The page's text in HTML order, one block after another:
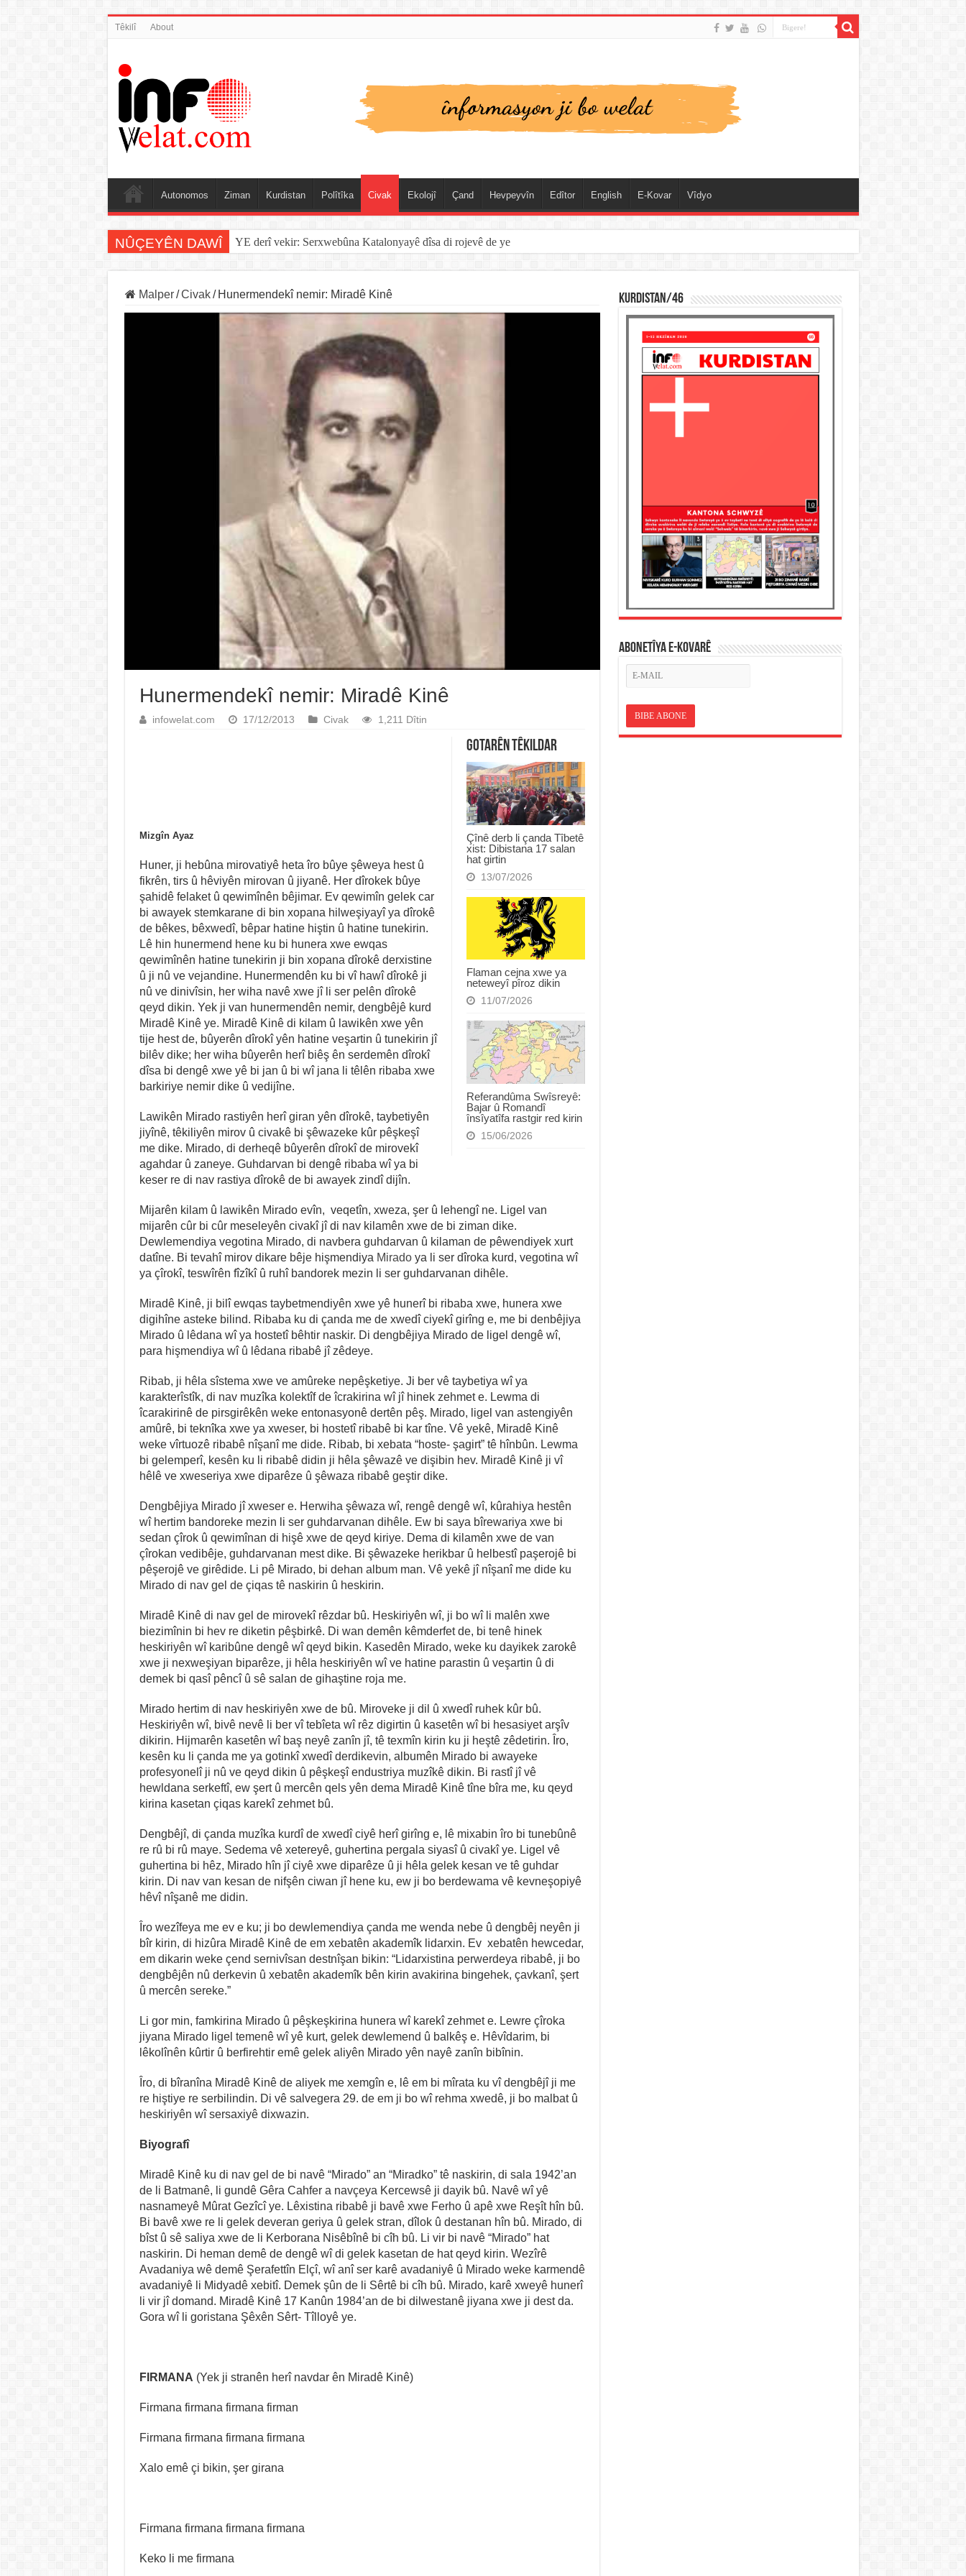
Têkilî About
Autonomos Ziman Kurdistan Polîtîka Civak Ekolojî Çand Hevpeyvîn Edîtor English E-Kovar Vîdyo
NÛÇEYÊN DAWÎ YE derî vekir: Serxwebûna Katalonyayê dîsa di rojevê de ye
Sînorê di navbera Îspanya û Cebelîtariqê de hate rakirin
Malper / Civak / Hunermendekî nemir: Miradê Kinê
Hunermendekî nemir: Miradê Kinê
infowelat.com 17/12/2013 Civak 1,211 Dîtin
Gotarên Têkildar
Çînê derb li çanda Tîbetê
xist: Dibistana 17 salan
hat girtin
13/07/2026
Flaman cejna xwe ya
neteweyî pîroz dikin
11/07/2026
Referandûma Swîsreyê:
Bajar û Romandî
însîyatîfa rastgir red kirin
15/06/2026
Mizgîn Ayaz
Huner, ji hebûna mirovatiyê heta îro bûye şêweya hest û
fikrên, tirs û hêviyên mirovan û jiyanê. Her dîrokek bûye
şahidê felaket û qewimînên bêjimar. Ev qewimîn gelek car
bi awayek stemkarane di bin xopana hilweşiyayî ya dîrokê
de bêkes, bêxwedî, bêpar hatine hiştin û hatine tunekirin.
Lê hin hunermend hene ku bi hunera xwe ewqas
qewimînên hatine tunekirin ji bin xopana dîrokê derxistine
û ji nû ve vejandine. Hunermendên ku bi vî hawî dîrokê ji
nû ve dinivîsin, her wiha navê xwe jî li ser pelên dîrokê
qeyd dikin. Yek ji van hunermendên nemir, dengbêjê kurd
Miradê Kinê ye. Miradê Kinê di kilam û lawikên xwe yên
tije hest de, bûyerên dîrokî yên hatine veşartin û tunekirin jî
bilêv dike; her wiha bûyerên herî biêş ên serdemên dîrokî
dîsa bi dengê xwe yê bi jan û bi wî jana li têlên ribaba xwe
barkiriye nemir dike û vedijîne.
Lawikên Mirado rastiyên herî giran yên dîrokê, taybetiyên
jiyînê, têkiliyên mirov û civakê bi şêwazeke kûr pêşkeşî
me dike. Mirado, di derheqê bûyerên dîrokî de mirovekî
agahdar û zaneye. Guhdarvan bi dengê ribaba wî ya bi
keser re di nav rastiya dîrokê de bi awayek zindî dijîn.
Mijarên kilam û lawikên Mirado evîn, veqetîn, xweza, şer û lehengî ne. Ligel van
mijarên cûr bi cûr meseleyên civakî jî di nav kilamên xwe de bi ziman dike.
Dewlemendiya vegotina Mirado, di navbera guhdarvan û kilaman de pêwendiyek xurt
datîne. Bi tevahî mirov dikare bêje hişmendiya Mirado ya li ser dîroka kurd, vegotina wî
ya çîrokî, teswîrên fîzîkî û ruhî bandorek mezin li ser guhdarvanan dihêle.
Miradê Kinê, ji bilî ewqas taybetmendiyên xwe yê hunerî bi ribaba xwe, hunera xwe
digihîne asteke bilind. Ribaba ku di çanda me de xwedî ciyekî girîng e, me bi denbêjiya
Mirado û lêdana wî ya hostetî bêhtir naskir. Di dengbêjiya Mirado de ligel dengê wî,
para hişmendiya wî û lêdana ribabê jî zêdeye.
Ribab, ji hêla sîstema xwe ve amûreke nepêşketiye. Ji ber vê taybetiya wî ya
karakterîstîk, di nav muzîka kolektîf de îcrakirina wî jî hinek zehmet e. Lewma di
îcarakirinê de pirsgirêkên weke entonasyonê dertên pêş. Mirado, ligel van astengiyên
amûrê, bi teknîka xwe ya xweser, bi hostetî ribabê bi kar tîne. Vê yekê, Miradê Kinê
weke vîrtuozê ribabê nîşanî me dide. Ribab, bi xebata “hoste- şagirt” tê hînbûn. Lewma
bi gelemperî, kesên ku li ribabê didin ji hêla şêwazê ve dişibin hev. Miradê Kinê ji vî
hêlê ve xweseriya xwe diparêze û şêwaza ribabê geştir dike.
Dengbêjiya Mirado jî xweser e. Herwiha şêwaza wî, rengê dengê wî, kûrahiya hestên
wî hertim bandoreke mezin li ser guhdarvanan dihêle. Ew bi saya bîrewariya xwe bi
sedan çîrok û qewimînan di hişê xwe de qeyd kiriye. Dema di kilamên xwe de van
çîrokan vedibêje, guhdarvanan mest dike. Bi şêwazeke herikbar û helbestî paşerojê bi
pêşerojê ve girêdide. Li pê Mirado, bi dehan album man. Vê yekê jî nîşanî me dide ku
Mirado di nav gel de çiqas tê naskirin û heskirin.
Miradê Kinê di nav gel de mirovekî rêzdar bû. Heskiriyên wî, ji bo wî li malên xwe
biezimînin bi hev re diketin pêşbirkê. Di wan demên kêmderfet de, bi tenê hinek
heskiriyên wî karibûne dengê wî qeyd bikin. Kasedên Mirado, weke ku dayikek zarokê
xwe ji nexweşiyan biparêze, ji hêla heskiriyên wî ve hatine parastin û veşartin û di
demek bi qasî pêncî û sê salan de gihaştine roja me.
Mirado hertim di nav heskiriyên xwe de bû. Miroveke ji dil û xwedî ruhek kûr bû.
Heskiriyên wî, bivê nevê li ber vî tebîeta wî rêz digirtin û kasetên wî bi hesasiyet arşîv
dikirin. Hijmarên kasetên wî baş neyê zanîn jî, tê texmîn kirin ku ji heştê zêdetirin. Îro,
kesên ku li çanda me ya gotinkî xwedî derdikevin, albumên Mirado bi awayeke
profesyonelî ji nû ve qeyd dikin û pêşkeşî endustriya muzîkê dikin. Bi rastî jî vê
hewldana serkeftî, ew şert û mercên qels yên dema Miradê Kinê tîne bîra me, ku qeyd
kirina kasetan çiqas karekî zehmet bû.
Dengbêjî, di çanda muzîka kurdî de xwedî ciyê herî girîng e, lê mixabin îro bi tunebûnê
re rû bi rû maye. Sedema vê xetereyê, guhertina pergala siyasî û civakî ye. Ligel vê
guhertina bi hêz, Mirado hîn jî ciyê xwe diparêze û ji hêla gelek kesan ve tê guhdar
kirin. Di nav van kesan de nifşên ciwan jî hene ku, ew ji bo berdewama vê kevneşopiyê
hêvî nîşanê me didin.
Îro wezîfeya me ev e ku; ji bo dewlemendiya çanda me wenda nebe û dengbêj neyên ji
bîr kirin, di hizûra Miradê Kinê de em xebatên akademîk lidarxin. Ev xebatên hewcedar,
em dikarin weke çend sernivîsan destnîşan bikin: “Lidarxistina perwerdeya ribabê, ji bo
dengbêjên nû derkevin û xebatên akademîk bên kirin avakirina bingehek, çavkanî, şert
û mercên sereke.”
Li gor min, famkirina Mirado û pêşkeşkirina hunera wî karekî zehmet e. Lewre çîroka
jiyana Mirado ligel temenê wî yê kurt, gelek dewlemend û balkêş e. Hêvîdarim, bi
lêkolînên kûrtir û berfirehtir emê gelek aliyên Mirado yên nayê zanîn bibînin.
Îro, di bîranîna Miradê Kinê de aliyek me xemgîn e, lê em bi mîrata ku vî dengbêjî ji me
re hiştiye re serbilindin. Di vê salvegera 29. de em ji bo wî rehma xwedê, ji bo malbat û
heskiriyên wî sersaxiyê dixwazin.
Biyografî
Miradê Kinê ku di nav gel de bi navê “Mirado” an “Miradko” tê naskirin, di sala 1942’an
de li Batmanê, li gundê Gêra Cahfer a navçeya Kercewsê ji dayik bû. Navê wî yê
nasnameyê Mûrat Gezîcî ye. Lêxistina ribabê ji bavê xwe Ferho û apê xwe Reşît hîn bû.
Bi bavê xwe re li gelek deveran geriya û gelek stran, dîlok û destanan hîn bû. Mirado, di
bîst û sê saliya xwe de li Kerborana Nisêbînê bi cîh bû. Li vir bi navê “Mirado” hat
naskirin. Di heman demê de dengê wî di gelek kasetan de hat qeyd kirin. Wezîrê
Avadaniya wê demê Şerafettîn Elçî, wî anî ser karê avadaniyê û Mirado weke karmendê
avadaniyê li Midyadê xebitî. Demek şûn de li Sêrtê bi cîh bû. Mirado, karê xweyê hunerî
li vir jî domand. Miradê Kinê 17 Kanûn 1984’an de bi dilwestanê jiyana xwe ji dest da.
Gora wî li goristana Şêxên Sêrt- Tîlloyê ye.
FIRMANA (Yek ji stranên herî navdar ên Miradê Kinê)
Firmana firmana firmana firman
Firmana firmana firmana firmana
Xalo emê çi bikin, şer girana
Firmana firmana firmana firmana
Keko li me firmana
KURDISTAN/46
ABONETÎYA E-KOVARÊ